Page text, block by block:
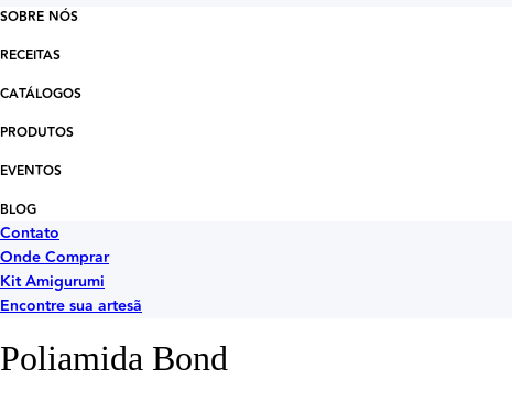
SOBRE NÓS
RECEITAS
CATÁLOGOS
PRODUTOS
EVENTOS
BLOG
Contato
Onde Comprar
Kit Amigurumi
Encontre sua artesã
Poliamida Bond